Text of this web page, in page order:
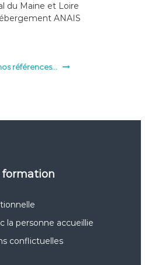
du Maine et Loire
ANAIS
références...
formation
la personne accueillie
conflictuelles